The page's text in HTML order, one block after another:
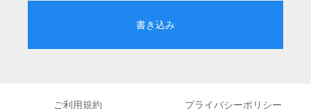
書き込み
ご利用規約 プライバシーポリシー